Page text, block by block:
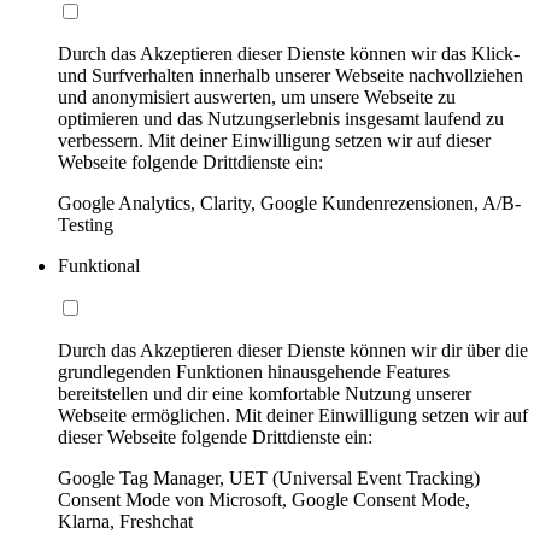
Durch das Akzeptieren dieser Dienste können wir das Klick-
und Surfverhalten innerhalb unserer Webseite nachvollziehen
und anonymisiert auswerten, um unsere Webseite zu
optimieren und das Nutzungserlebnis insgesamt laufend zu
verbessern. Mit deiner Einwilligung setzen wir auf dieser
Webseite folgende Drittdienste ein:
Google Analytics, Clarity, Google Kundenrezensionen, A/B-
Testing
Funktional
Durch das Akzeptieren dieser Dienste können wir dir über die
grundlegenden Funktionen hinausgehende Features
bereitstellen und dir eine komfortable Nutzung unserer
Webseite ermöglichen. Mit deiner Einwilligung setzen wir auf
dieser Webseite folgende Drittdienste ein:
Google Tag Manager, UET (Universal Event Tracking)
Consent Mode von Microsoft, Google Consent Mode,
Klarna, Freshchat